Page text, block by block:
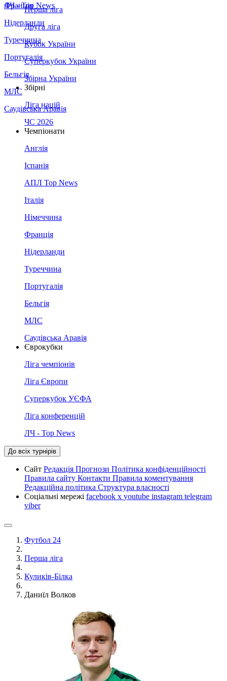
Франція
Нідерланди
Туреччина
Португалія
Бельгія
МЛС
Саудівська Аравія
ЛЧ - Top News
Перша ліга
Друга ліга
Кубок України
Суперкубок України
Збірна України
Збірні
Ліга націй
ЧС 2026
Чемпіонати
Англія
Іспанія
АПЛ Top News
Італія
Німеччина
Франція
Нідерланди
Туреччина
Португалія
Бельгія
МЛС
Саудівська Аравія
Єврокубки
Ліга чемпіонів
Ліга Європи
Суперкубок УЄФА
Ліга конференцій
ЛЧ - Top News
До всіх турнірів
Сайт Редакція Прогнози Політика конфіденційності
Правила сайту Контакти Правила коментування
Редакційна політика Структура власності
Соціальні мережі facebook x youtube instagram telegram
viber
Футбол 24
Перша ліга
Куликів-Білка
Даниїл Волков